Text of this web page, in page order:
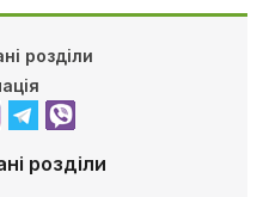
розділи
розділи